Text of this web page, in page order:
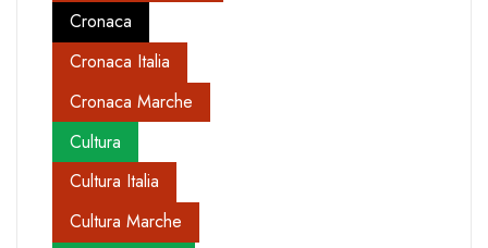
Cronaca
Cronaca Italia
Cronaca Marche
Cultura
Cultura Italia
Cultura Marche